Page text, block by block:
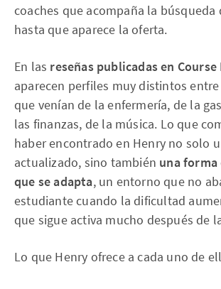
coaches que acompaña la búsqueda
hasta que aparece la oferta.
En las reseñas publicadas en Course
aparecen perfiles muy distintos
que venían de la enfermería, de la
las finanzas, de la música. Lo que
haber encontrado en Henry no solo
actualizado, sino también una forma
que se adapta, un entorno que no
estudiante cuando la dificultad
que sigue activa mucho después de
Lo que Henry ofrece a cada uno de